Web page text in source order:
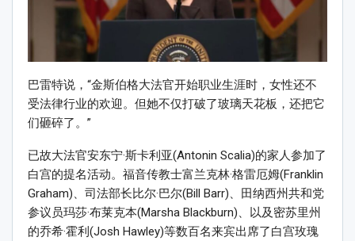
巴雷特说，“金斯伯格大法官开始职业生涯时，女性还不
受法律行业的欢迎。但她不仅打破了玻璃天花板，还把它
们砸碎了。”
已故大法官安东宁·斯卡利亚(Antonin Scalia)的家人参加了
白宫的提名活动。福音传教士富兰克林·格雷厄姆(Franklin
Graham)、司法部长比尔·巴尔(Bill Barr)、田纳西州共和党
参议员玛莎·布莱克本(Marsha Blackburn)、以及密苏里州
的乔希·霍利(Josh Hawley)等数百名来宾出席了白宫玫瑰